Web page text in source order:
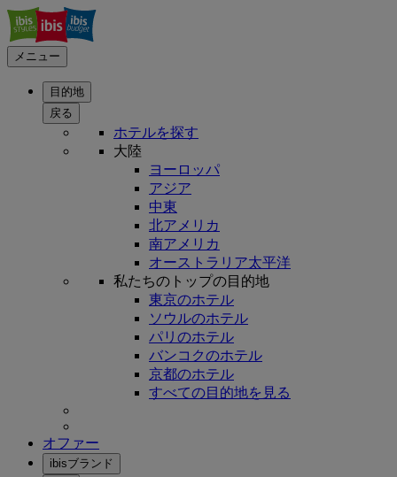
メニュー
目的地
戻る
ホテルを探す
大陸
ヨーロッパ
アジア
中東
北アメリカ
南アメリカ
オーストラリア太平洋
私たちのトップの目的地
東京のホテル
ソウルのホテル
パリのホテル
バンコクのホテル
京都のホテル
すべての目的地を見る
オファー
ibisブランド